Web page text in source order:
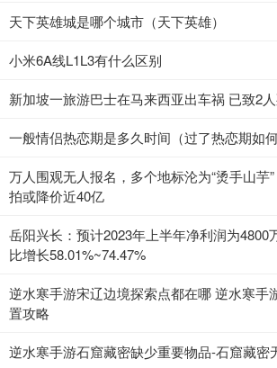
天下英雄城是哪个城市（天下英雄）
小米6A线L1L3有什么区别
新加坡一旅游巴士在马来西亚出车祸 已致2
一般情侣热恋期是多久时间（过了热恋期如何
万人围观无人报名，多个地标沦为“烫手山芋
拍或降价近40亿
岳阳兴长：预计2023年上半年净利润为4800
比增长58.01%~74.47%
逆水寒手游宋辽边境探索点都在哪 逆水寒手
置攻略
逆水寒手游石窟藏密缺少重要物品-石窟藏密